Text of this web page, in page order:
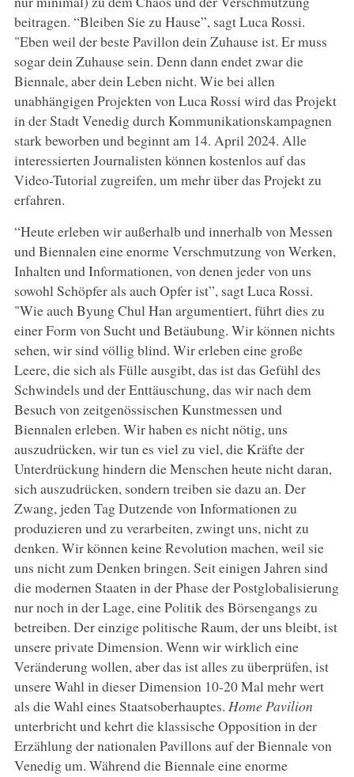
beitragen. “Bleiben Sie zu Hause”, sagt Luca Rossi.
"Eben weil der beste Pavillon dein Zuhause ist. Er muss
sogar dein Zuhause sein. Denn dann endet zwar die
Biennale, aber dein Leben nicht. Wie bei allen
unabhängigen Projekten von Luca Rossi wird das Projekt
in der Stadt Venedig durch Kommunikationskampagnen
stark beworben und beginnt am 14. April 2024. Alle
interessierten Journalisten können kostenlos auf das
Video-Tutorial zugreifen, um mehr über das Projekt zu
erfahren.
“Heute erleben wir außerhalb und innerhalb von Messen
und Biennalen eine enorme Verschmutzung von Werken,
Inhalten und Informationen, von denen jeder von uns
sowohl Schöpfer als auch Opfer ist”, sagt Luca Rossi.
"Wie auch Byung Chul Han argumentiert, führt dies zu
einer Form von Sucht und Betäubung. Wir können nichts
sehen, wir sind völlig blind. Wir erleben eine große
Leere, die sich als Fülle ausgibt, das ist das Gefühl des
Schwindels und der Enttäuschung, das wir nach dem
Besuch von zeitgenössischen Kunstmessen und
Biennalen erleben. Wir haben es nicht nötig, uns
auszudrücken, wir tun es viel zu viel, die Kräfte der
Unterdrückung hindern die Menschen heute nicht daran,
sich auszudrücken, sondern treiben sie dazu an. Der
Zwang, jeden Tag Dutzende von Informationen zu
produzieren und zu verarbeiten, zwingt uns, nicht zu
denken. Wir können keine Revolution machen, weil sie
uns nicht zum Denken bringen. Seit einigen Jahren sind
die modernen Staaten in der Phase der Postglobalisierung
nur noch in der Lage, eine Politik des Börsengangs zu
betreiben. Der einzige politische Raum, der uns bleibt, ist
unsere private Dimension. Wenn wir wirklich eine
Veränderung wollen, aber das ist alles zu überprüfen, ist
unsere Wahl in dieser Dimension 10-20 Mal mehr wert
als die Wahl eines Staatsoberhauptes. Home Pavilion
unterbricht und kehrt die klassische Opposition in der
Erzählung der nationalen Pavillons auf der Biennale von
Venedig um. Während die Biennale eine enorme